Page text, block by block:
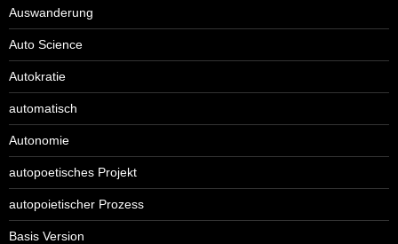
Auswanderung
Auto Science
Autokratie
automatisch
Autonomie
autopoetisches Projekt
autopoietischer Prozess
Basis Version